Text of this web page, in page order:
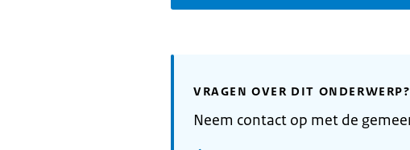
VRAGEN OVER DIT ONDERWERP?
Neem contact op met de